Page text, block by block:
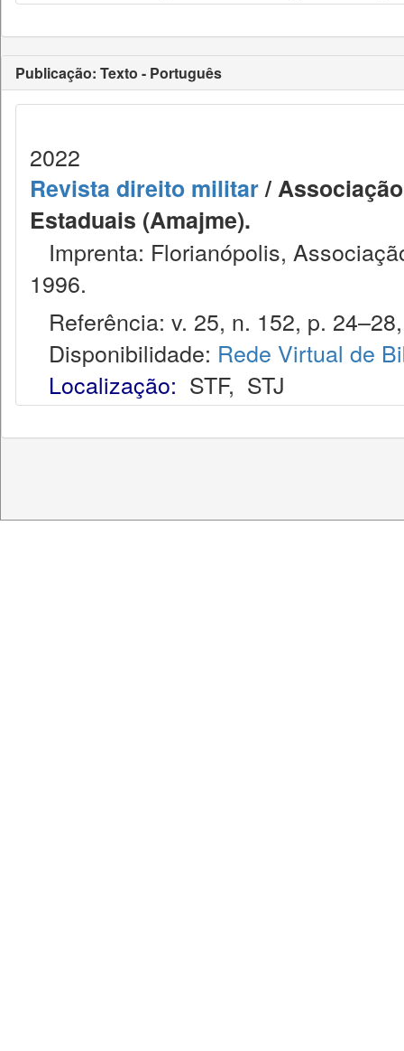
Publicação: Texto - Português
2022
Revista direito militar/
Estaduais (Amajme).
Imprenta: Florianópolis,
1996.
Referência: v. 25, n. 152, p.
Disponibilidade: Rede Virtual de
Localização: STF, STJ